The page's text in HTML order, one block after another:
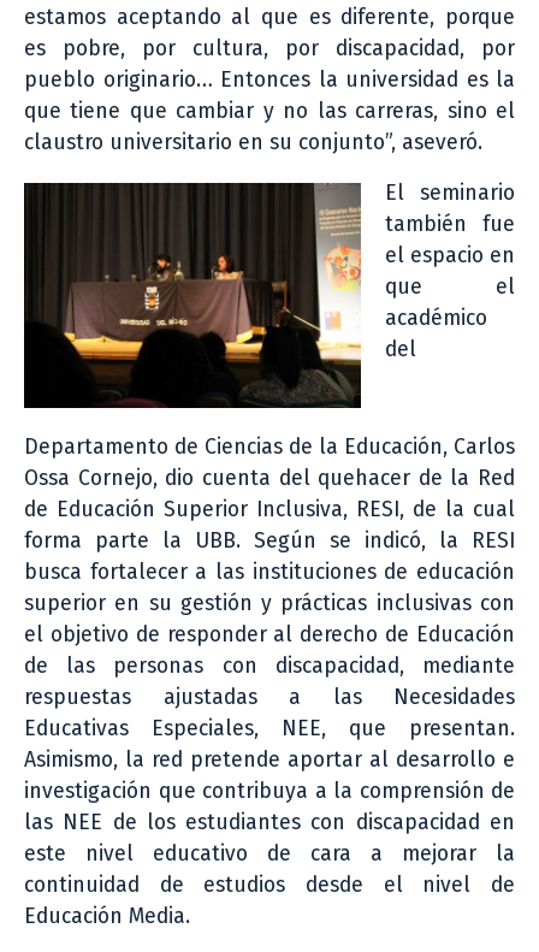
estamos aceptando al que es diferente, porque
es pobre, por cultura, por discapacidad, por
pueblo originario… Entonces la universidad es la
que tiene que cambiar y no las carreras, sino el
claustro universitario en su conjunto”, aseveró.
El seminario
también fue
el espacio en
que el
académico
del
Departamento de Ciencias de la Educación, Carlos
Ossa Cornejo, dio cuenta del quehacer de la Red
de Educación Superior Inclusiva, RESI, de la cual
forma parte la UBB. Según se indicó, la RESI
busca fortalecer a las instituciones de educación
superior en su gestión y prácticas inclusivas con
el objetivo de responder al derecho de Educación
de las personas con discapacidad, mediante
respuestas ajustadas a las Necesidades
Educativas Especiales, NEE, que presentan.
Asimismo, la red pretende aportar al desarrollo e
investigación que contribuya a la comprensión de
las NEE de los estudiantes con discapacidad en
este nivel educativo de cara a mejorar la
continuidad de estudios desde el nivel de
Educación Media.